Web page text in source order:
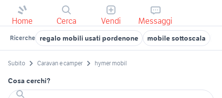
Home Cerca Vendi Messaggi
Ricerche regalo mobili usati pordenone mobile sottoscala
Subito Caravan e camper hymer mobil
Cosa cerchi?